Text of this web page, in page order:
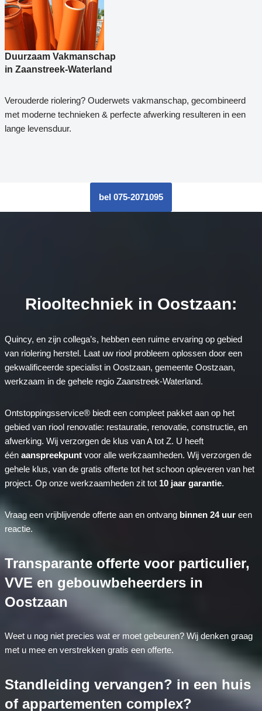
Duurzaam Vakmanschap
in Zaanstreek-Waterland
Verouderde riolering? Ouderwets vakmanschap, gecombineerd
met moderne technieken & perfecte afwerking resulteren in een
lange levensduur.
bel 075-2071095
Riooltechniek in Oostzaan:
Quincy, en zijn collega’s, hebben een ruime ervaring op gebied
van riolering herstel. Laat uw riool probleem oplossen door een
gekwalificeerde specialist in Oostzaan, gemeente Oostzaan,
werkzaam in de gehele regio Zaanstreek-Waterland.
Ontstoppingsservice® biedt een compleet pakket aan op het
gebied van riool renovatie: restauratie, renovatie, constructie, en
afwerking. Wij verzorgen de klus van A tot Z. U heeft
één aanspreekpuntvoor alle werkzaamheden. Wij verzorgen de
gehele klus, van de gratis offerte tot het schoon opleveren van het
project. Op onze werkzaamheden zit tot 10 jaar garantie.
Vraag een vrijblijvende offerte aan en ontvang binnen 24 uureen
reactie.
Transparante offerte voor particulier,
VVE en gebouwbeheerders in
Oostzaan
Weet u nog niet precies wat er moet gebeuren? Wij denken graag
met u mee en verstrekken gratis een offerte.
Standleiding vervangen? in een huis
of appartementen complex?